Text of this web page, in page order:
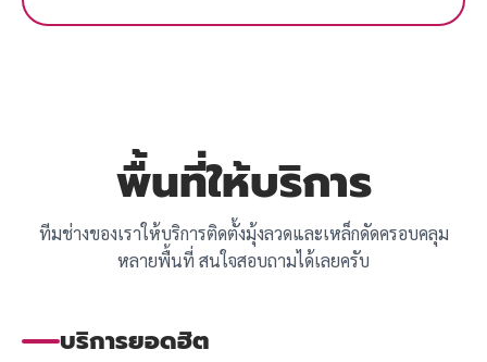
พื้นที่ให้บริการ
ทีมช่างของเราให้บริการติดตั้งมุ้งลวดและเหล็กดัดครอบคลุม
หลายพื้นที่ สนใจสอบถามได้เลยครับ
บริการยอดฮิต